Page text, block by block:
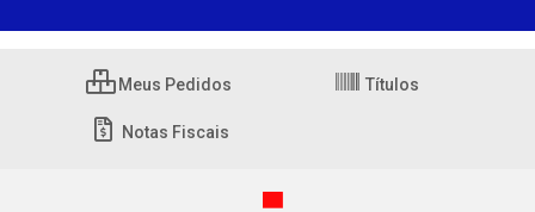
Meus Pedidos Títulos
Notas Fiscais